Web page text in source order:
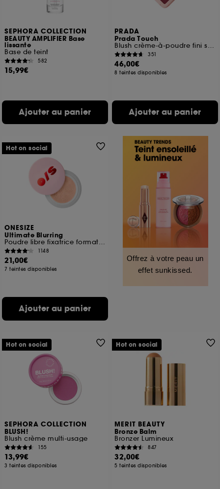
SEPHORA COLLECTION
BEAUTY AMPLIFIER Base
lissante
Base de teint
582
15,99€
Ajouter au panier
PRADA
Prada Touch
Blush crème-à-poudre fini soft-mat effet bonne mine
351
46,00€
8 teintes disponibles
Ajouter au panier
ONESIZE
Ultimate Blurring
Poudre libre fixatrice format voyage
1148
21,00€
7 teintes disponibles
Ajouter au panier
Hot on social
Offrez à votre peau un
effet sunkissed.
SEPHORA COLLECTION
BLUSH!
Blush crème multi-usage
155
13,99€
3 teintes disponibles
Hot on social
MERIT BEAUTY
Bronze Balm
Bronzer Lumineux
847
32,00€
5 teintes disponibles
Hot on social